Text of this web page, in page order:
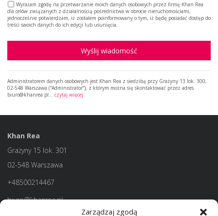
Zarządzaj zgodą
Wyrażam zgodę na przetwarzanie moich danych osobowych przez firmę Khan Rea
dla celów związanych z działalnością pośrednictwa w obrocie nieruchomościami,
jednocześnie potwierdzam, iż zostałem poinformowany o tym, iż będę posiadać dostęp do
treści swoich danych do ich edycji lub usunięcia.
Wyślij wiadomość
Administratorem danych osobowych jest Khan Rea z siedzibą przy Grażyny 13 lok. 300,
02-548 Warszawa (“Administrator”), z którym można się skontaktować przez adres
biuro@khanrea.pl… czytaj więcej
Khan Rea
Grażyny 15 lok. 301
02-548 Warszawa
+48500214467
biuro@khanrea.pl